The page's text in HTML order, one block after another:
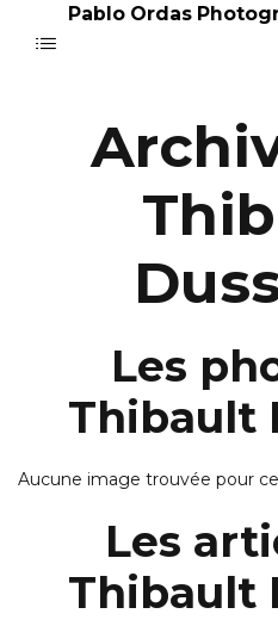
Pablo Ordas
Les
Thibault
Aucune image trouvée pour
Les
Thibault